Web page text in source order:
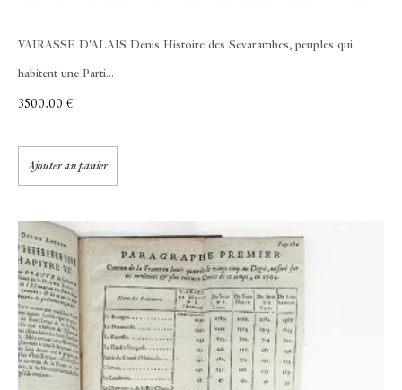
VAIRASSE D'ALAIS Denis Histoire des Sevarambes, peuples qui
habitent une Parti...
3500,00 €
Ajouter au panier